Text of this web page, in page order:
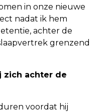
in onze nieuwe
nadat ik hem
achter de
grenzend
zich achter de
voordat hij